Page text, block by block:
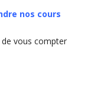
nos cours
vous compter